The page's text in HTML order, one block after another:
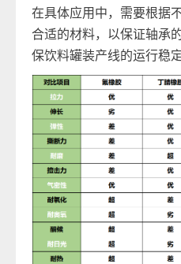
在具体应用中，需要根据
合适的材料，以保证轴承
保饮料罐装产线的运行稳定